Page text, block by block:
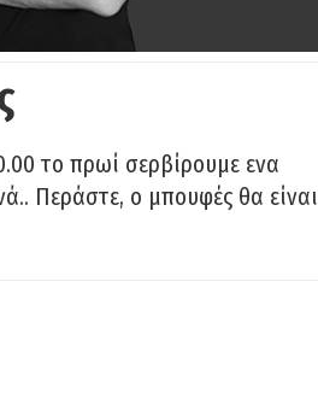
το πρωί σερβίρουμε ενα
Περάστε, ο μπουφές θα είναι